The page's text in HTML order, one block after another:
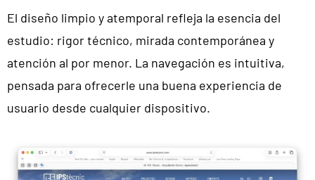
El diseño limpio y atemporal refleja la esencia del
estudio: rigor técnico, mirada contemporánea y
atención al por menor. La navegación es intuitiva,
pensada para ofrecerle una buena experiencia de
usuario desde cualquier dispositivo.